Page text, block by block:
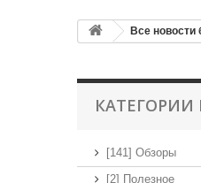
Все новости
КАТЕГОРИИ
[141] Обзоры
[2] Полезное